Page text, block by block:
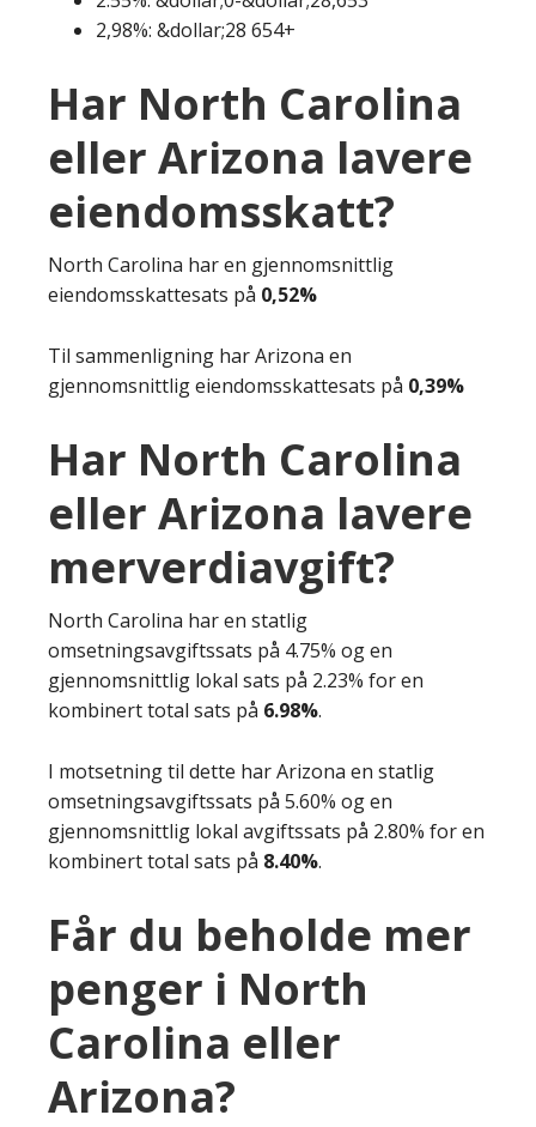
2,98%: &dollar;28 654+
Har North Carolina
eller Arizona lavere
eiendomsskatt?
North Carolina har en gjennomsnittlig
eiendomsskattesats på 0,52%
Til sammenligning har Arizona en
gjennomsnittlig eiendomsskattesats på 0,39%
Har North Carolina
eller Arizona lavere
merverdiavgift?
North Carolina har en statlig
omsetningsavgiftssats på 4.75% og en
gjennomsnittlig lokal sats på 2.23% for en
kombinert total sats på 6.98%.
I motsetning til dette har Arizona en statlig
omsetningsavgiftssats på 5.60% og en
gjennomsnittlig lokal avgiftssats på 2.80% for en
kombinert total sats på 8.40%.
Får du beholde mer
penger i North
Carolina eller
Arizona?